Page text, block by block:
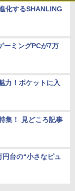
化するSHANLING
ーミングPCが7万
力！ポケットに入
集！ 見どころ記事
台の“小さなピュ